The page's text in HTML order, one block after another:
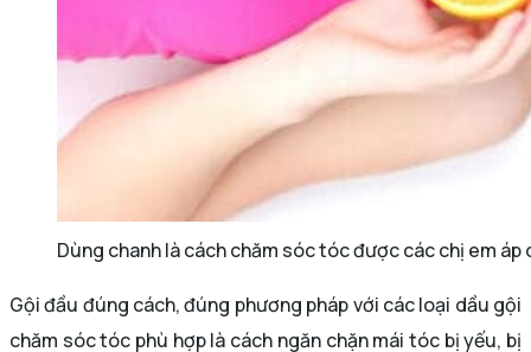
Dùng chanh là cách chăm sóc tóc được các chị em áp
Gội đầu đúng cách, đúng phương pháp với các loại dầu gội
chăm sóc tóc phù hợp là cách ngăn chặn mái tóc bị yếu, bị